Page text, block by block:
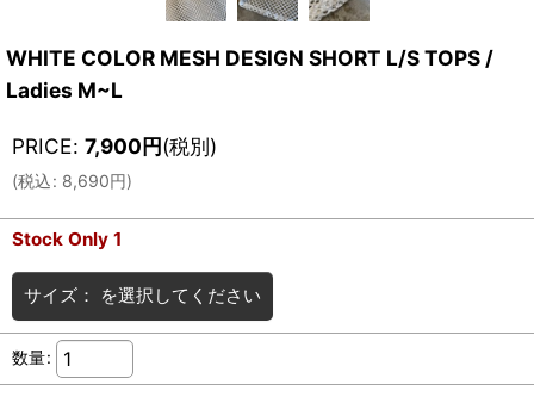
WHITE COLOR MESH DESIGN SHORT L/S TOPS /
Ladies M~L
PRICE: 7,900円(税別)
(税込: 8,690円)
Stock Only 1
サイズ： を選択してください
数量: